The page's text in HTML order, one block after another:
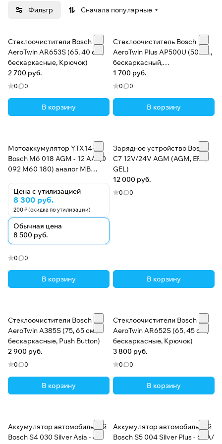
1986 г. - начало серийного изготовления
1986 г. - система электронного впрыска
дизельного топлива
1995 г. - система регулировки динамики
автомобиля FDR
Фильтр Сначала популярные
Стеклоочистители Bosch
AeroTwin AR653S (65, 40 см.,
бескаркасные, Крючок)
2 700 руб.
0 0
В корзину
Стеклоочиститель Bosch
AeroTwin Plus AP500U (50 см.,
бескаркасный,
Универсальный)
1 700 руб.
0 0
В корзину
Мотоаккумулятор YTX14-BS
Bosch M6 018 AGM - 12 А/ч (0
092 M60 180) аналог MB
[+ -]
Цена с утилизацией
8 300 руб.
200 ₽ (скидка по утилизации)
Обычная цена
8 500 руб.
0 0
В корзину
Зарядное устройство Bosch
C7 12V/24V AGM (AGM, EFB,
GEL)
12 000 руб.
0 0
В корзину
Стеклоочистители Bosch
AeroTwin A385S (75, 65 см.,
бескаркасные, Push Button)
2 900 руб.
0 0
В корзину
Стеклоочистители Bosch
AeroTwin AR652S (65, 45 см.,
бескаркасные, Крючок)
3 800 руб.
0 0
В корзину
Аккумулятор автомобильный
Bosch S4 030 Silver Asia - 40
Аккумулятор автомобильный
Bosch S5 004 Silver Plus - 61 А/